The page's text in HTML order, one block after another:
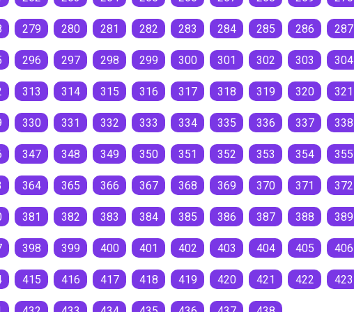
279 280 281 282 283 284 285 286 287
296 297 298 299 300 301 302 303 304
313 314 315 316 317 318 319 320 321
330 331 332 333 334 335 336 337 338
347 348 349 350 351 352 353 354 355
364 365 366 367 368 369 370 371 372
381 382 383 384 385 386 387 388 389
398 399 400 401 402 403 404 405 406
415 416 417 418 419 420 421 422 423